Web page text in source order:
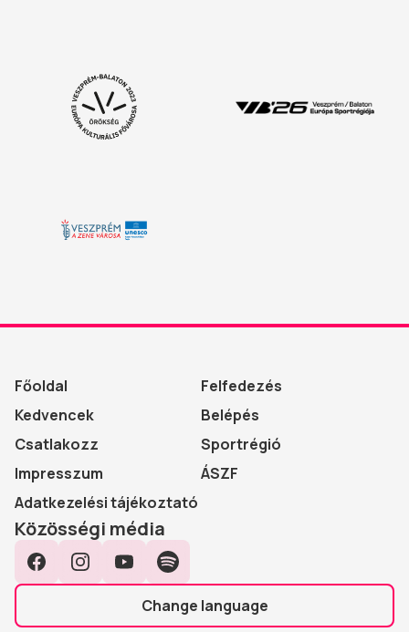
Főoldal
Felfedezés
Kedvencek
Belépés
Csatlakozz
Sportrégió
Impresszum
ÁSZF
Adatkezelési tájékoztató
Közösségi média
FacebookInstagramYouTubeSpotify
Change language